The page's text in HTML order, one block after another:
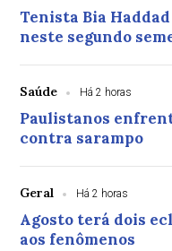
Tenista Bia
neste segundo
Saúde Há 2 horas
Paulistanos
contra sarampo
Geral Há 2 horas
Agosto terá dois
aos fenômenos